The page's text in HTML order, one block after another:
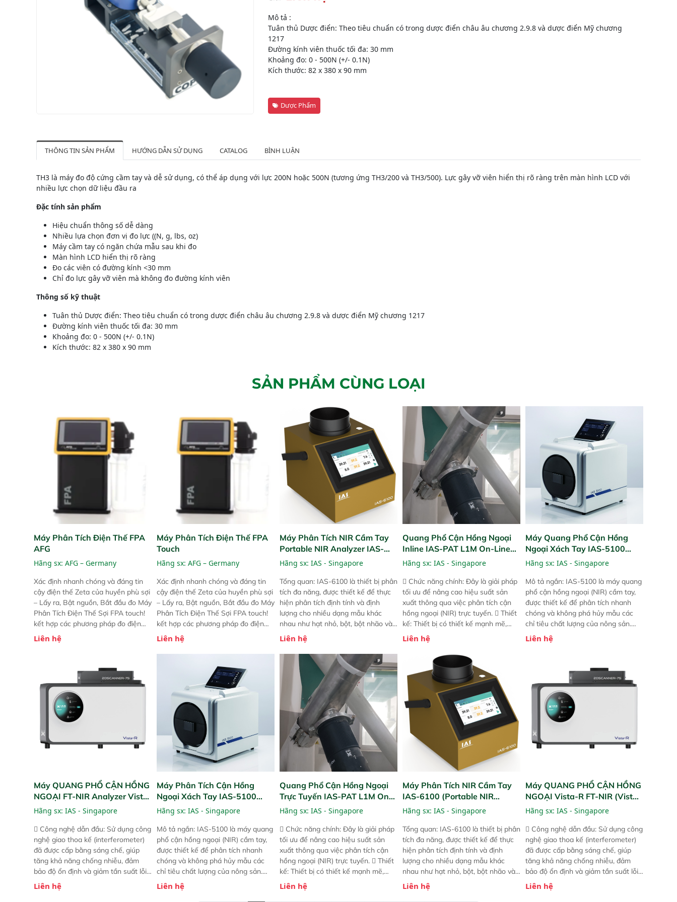
Mô tả :
Tuân thủ Dược điển: Theo tiêu chuẩn có trong dược điển châu âu chương 2.9.8 và dược điển Mỹ chương
1217
Đường kính viên thuốc tối đa: 30 mm
Khoảng đo: 0 - 500N (+/- 0.1N)
Kích thước: 82 x 380 x 90 mm
Dược Phẩm
THÔNG TIN SẢN PHẨM HƯỚNG DẪN SỬ DỤNG CATALOG BÌNH LUẬN
TH3 là máy đo độ cứng cầm tay và dễ sử dụng, có thể áp dụng với lực 200N hoặc 500N (tương ứng TH3/200 và TH3/500). Lực gây vỡ viên hiển thị rõ ràng trên màn hình LCD với
nhiều lực chọn dữ liệu đầu ra
Đặc tính sản phẩm
Hiệu chuẩn thông số dễ dàng
Nhiều lựa chọn đơn vị đo lực ((N, g, lbs, oz)
Máy cầm tay có ngăn chứa mẫu sau khi đo
Màn hình LCD hiển thị rõ ràng
Đo các viên có đường kính <30 mm
Chỉ đo lực gây vỡ viên mà không đo đường kính viên
Thông số kỹ thuật
Tuân thủ Dược điển: Theo tiêu chuẩn có trong dược điển châu âu chương 2.9.8 và dược điển Mỹ chương 1217
Đường kính viên thuốc tối đa: 30 mm
Khoảng đo: 0 - 500N (+/- 0.1N)
Kích thước: 82 x 380 x 90 mm
SẢN PHẨM CÙNG LOẠI
Máy Phân Tích Điện Thế FPA
AFG
Hãng sx: AFG – Germany
Xác định nhanh chóng và đáng tin
cậy điện thế Zeta của huyền phù sợi
– Lấy ra, Bật nguồn, Bắt đầu đo Máy
Phân Tích Điện Thế Sợi FPA touch!
kết hợp các phương pháp đo điện
thế Zeta đã được chứng minh với sự
đơn giản tuyệt vời trong thao tác và
trước đó. Nhưng so với các phiên
bản trước, FPA touch! nhỏ hơn và
nhẹ hơn đáng kể, đồng thời được
nâng cấp với các tính năng mới.
Liên hệ
Máy Phân Tích Điện Thế FPA
Touch
Hãng sx: AFG – Germany
Xác định nhanh chóng và đáng tin
cậy điện thế Zeta của huyền phù sợi
– Lấy ra, Bật nguồn, Bắt đầu đo Máy
Phân Tích Điện Thế Sợi FPA touch!
kết hợp các phương pháp đo điện
thế Zeta đã được chứng minh với sự
đơn giản tuyệt vời trong thao tác và
vận hành của các phiên bản FPA
trước đó. Nhưng so với các phiên
bản trước, FPA touch! nhỏ hơn và
nhẹ hơn đáng kể, đồng thời được
nâng cấp với các tính năng mới.
Liên hệ
Máy Phân Tích NIR Cầm Tay
Portable NIR Analyzer IAS-
6100
Hãng sx: IAS - Singapore
Tổng quan: IAS-6100 là thiết bị phân
tích đa năng, được thiết kế để thực
hiện phân tích định tính và định
lượng cho nhiều dạng mẫu khác
nhau như hạt nhỏ, bột, bột nhão và
chất lỏng. Thiết bị này cho phép bất
kỳ ai cũng có thể thực hiện phân tích
đa thành phần chỉ với một nút bấm
đơn giản, mọi lúc, mọi nơi. Chuyên
dùng : phân tích mẫu nguyên liệu
thức ăn chăn nuôi, nguyên liệu thực
phẩm, nông sản,..
Liên hệ
Quang Phổ Cận Hồng Ngoại
Inline IAS-PAT L1M On-Line
NIR
Hãng sx: IAS - Singapore
 Chức năng chính: Đây là giải pháp
tối ưu để nâng cao hiệu suất sản
xuất thông qua việc phân tích cận
hồng ngoại (NIR) trực tuyến.  Thiết
kế: Thiết bị có thiết kế mạnh mẽ,
mô-đun hóa, hỗ trợ tản nhiệt tăng
cường và đã qua kiểm tra áp suất
nghiêm ngặt.  Cam kết: Mang lại
khả năng theo dõi thông số theo
thời gian thực và trực quan hóa dữ
liệu để tăng chỉ số ROI cho doanh
nghiệp.
Liên hệ
Máy Quang Phổ Cận Hồng
Ngoại Xách Tay IAS-5100
Portable NIR Analyzer
Hãng sx: IAS - Singapore
Mô tả ngắn: IAS-5100 là máy quang
phổ cận hồng ngoại (NIR) cầm tay,
được thiết kế để phân tích nhanh
chóng và không phá hủy mẫu các
chỉ tiêu chất lượng của nông sản.
Phạm vi sử dụng: Thiết bị linh hoạt
cho nhiều kịch bản khác nhau như
xuất hoặc trực tiếp ngoài đồng
Liên hệ
Máy QUANG PHỔ CẬN HỒNG
NGOẠI FT-NIR Analyzer Vista-
R
Hãng sx: IAS - Singapore
 Công nghệ dẫn đầu: Sử dụng công
nghệ giao thoa kế (interferometer)
đã được cấp bằng sáng chế, giúp
tăng khả năng chống nhiễu, đảm
bảo độ ổn định và giảm tần suất lỗi.
 Phạm vi ứng dụng rộng: Đáp ứng
nhu cầu kiểm tra đa dạng mẫu mã
Liên hệ
Máy Phân Tích Cận Hồng
Ngoại Xách Tay IAS-5100
(Portable NIR Analyzer)
Hãng sx: IAS - Singapore
Mô tả ngắn: IAS-5100 là máy quang
phổ cận hồng ngoại (NIR) cầm tay,
được thiết kế để phân tích nhanh
chóng và không phá hủy mẫu các
chỉ tiêu chất lượng của nông sản.
Phạm vi sử dụng: Thiết bị linh hoạt
cho nhiều kịch bản khác nhau như
Liên hệ
Quang Phổ Cận Hồng Ngoại
Trực Tuyến IAS-PAT L1M On-
Line NIR
Hãng sx: IAS - Singapore
 Chức năng chính: Đây là giải pháp
tối ưu để nâng cao hiệu suất sản
xuất thông qua việc phân tích cận
hồng ngoại (NIR) trực tuyến.  Thiết
kế: Thiết bị có thiết kế mạnh mẽ,
mô-đun hóa, hỗ trợ tản nhiệt tăng
cường và đã qua kiểm tra áp suất
Liên hệ
Máy Phân Tích NIR Cầm Tay
IAS-6100 (Portable NIR
Analyzer)
Hãng sx: IAS - Singapore
Tổng quan: IAS-6100 là thiết bị phân
tích đa năng, được thiết kế để thực
hiện phân tích định tính và định
lượng cho nhiều dạng mẫu khác
nhau như hạt nhỏ, bột, bột nhão và
chất lỏng. Thiết bị này cho phép bất
kỳ ai cũng có thể thực hiện phân tích
Liên hệ
Máy QUANG PHỔ CẬN HỒNG
NGOẠI Vista-R FT-NIR (Vista-
R FT-NIR Analyzer)
Hãng sx: IAS - Singapore
 Công nghệ dẫn đầu: Sử dụng công
nghệ giao thoa kế (interferometer)
đã được cấp bằng sáng chế, giúp
tăng khả năng chống nhiễu, đảm
bảo độ ổn định và giảm tần suất lỗi.
 Phạm vi ứng dụng rộng: Đáp ứng
nhu cầu kiểm tra đa dạng mẫu mã
Liên hệ